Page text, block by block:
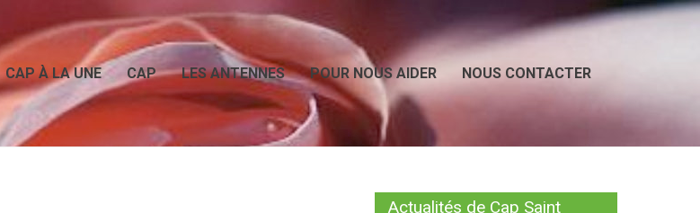
CAP À LA UNE CAP LES ANTENNES POUR NOUS AIDER NOUS CONTACTER
Actualités de Cap Saint